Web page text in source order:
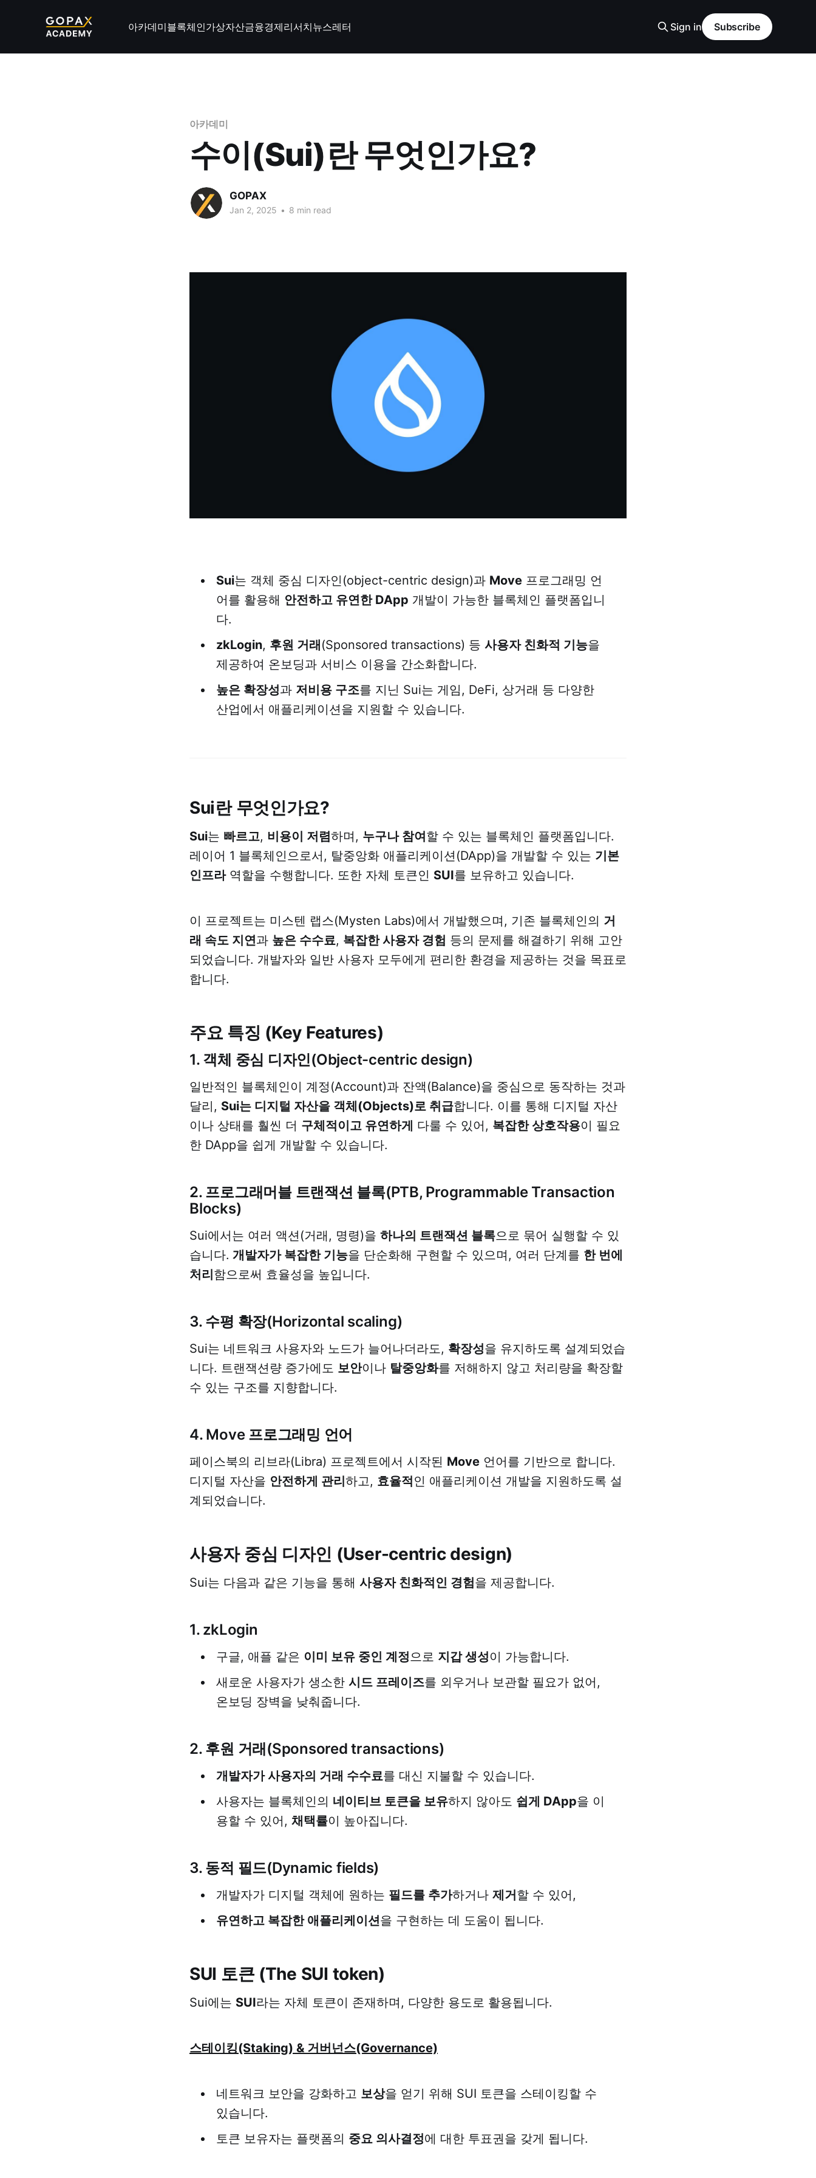
아카데미블록체인가상자산금융경제리서치뉴스레터 Sign in Subscribe
아카데미
수이(Sui)란 무엇인가요?
GOPAX
Jan 2, 2025 • 8 min read
Sui는 객체 중심 디자인(object-centric design)과 Move 프로그래밍 언
어를 활용해 안전하고 유연한 DApp 개발이 가능한 블록체인 플랫폼입니
다.
zkLogin, 후원 거래(Sponsored transactions) 등 사용자 친화적 기능을
제공하여 온보딩과 서비스 이용을 간소화합니다.
높은 확장성과 저비용 구조를 지닌 Sui는 게임, DeFi, 상거래 등 다양한
산업에서 애플리케이션을 지원할 수 있습니다.
Sui란 무엇인가요?
Sui는 빠르고, 비용이 저렴하며, 누구나 참여할 수 있는 블록체인 플랫폼입니다.
레이어 1 블록체인으로서, 탈중앙화 애플리케이션(DApp)을 개발할 수 있는 기본
인프라역할을 수행합니다. 또한 자체 토큰인 SUI를 보유하고 있습니다.
이 프로젝트는 미스텐 랩스(Mysten Labs)에서 개발했으며, 기존 블록체인의 거
래 속도 지연과 높은 수수료, 복잡한 사용자 경험 등의 문제를 해결하기 위해 고안
되었습니다. 개발자와 일반 사용자 모두에게 편리한 환경을 제공하는 것을 목표로
합니다.
주요 특징 (Key Features)
1. 객체 중심 디자인(Object-centric design)
일반적인 블록체인이 계정(Account)과 잔액(Balance)을 중심으로 동작하는 것과
달리, Sui는 디지털 자산을 객체(Objects)로 취급합니다. 이를 통해 디지털 자산
이나 상태를 훨씬 더 구체적이고 유연하게 다룰 수 있어, 복잡한 상호작용이 필요
한 DApp을 쉽게 개발할 수 있습니다.
2. 프로그래머블 트랜잭션 블록(PTB, Programmable Transaction
Blocks)
Sui에서는 여러 액션(거래, 명령)을 하나의 트랜잭션 블록으로 묶어 실행할 수 있
습니다. 개발자가 복잡한 기능을 단순화해 구현할 수 있으며, 여러 단계를 한 번에
처리함으로써 효율성을 높입니다.
3. 수평 확장(Horizontal scaling)
Sui는 네트워크 사용자와 노드가 늘어나더라도, 확장성을 유지하도록 설계되었습
니다. 트랜잭션량 증가에도 보안이나 탈중앙화를 저해하지 않고 처리량을 확장할
수 있는 구조를 지향합니다.
4. Move 프로그래밍 언어
페이스북의 리브라(Libra) 프로젝트에서 시작된 Move 언어를 기반으로 합니다.
디지털 자산을 안전하게 관리하고, 효율적인 애플리케이션 개발을 지원하도록 설
계되었습니다.
사용자 중심 디자인 (User-centric design)
Sui는 다음과 같은 기능을 통해 사용자 친화적인 경험을 제공합니다.
1. zkLogin
구글, 애플 같은 이미 보유 중인 계정 으로 지갑 생성이 가능합니다.
새로운 사용자가 생소한 시드 프레이즈를 외우거나 보관할 필요가 없어,
온보딩 장벽을 낮춰줍니다.
2. 후원 거래(Sponsored transactions)
개발자가 사용자의 거래 수수료를 대신 지불할 수 있습니다.
사용자는 블록체인의 네이티브 토큰을 보유하지 않아도 쉽게 DApp을 이
용할 수 있어, 채택률이 높아집니다.
3. 동적 필드(Dynamic fields)
개발자가 디지털 객체에 원하는 필드를 추가하거나 제거할 수 있어,
유연하고 복잡한 애플리케이션을 구현하는 데 도움이 됩니다.
SUI 토큰 (The SUI token)
Sui에는 SUI라는 자체 토큰이 존재하며, 다양한 용도로 활용됩니다.
스테이킹(Staking) & 거버넌스(Governance)
네트워크 보안을 강화하고 보상을 얻기 위해 SUI 토큰을 스테이킹할 수
있습니다.
토큰 보유자는 플랫폼의 중요 의사결정에 대한 투표권을 갖게 됩니다.